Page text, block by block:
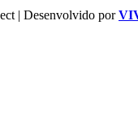
| Desenvolvido por